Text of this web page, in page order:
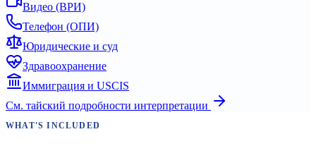
Видео (ВРИ)
Телефон (ОПИ)
Юридические и суд
Здравоохранение
Иммиграция и USCIS
См. тайский подробности интерпретации
WHAT'S INCLUDED